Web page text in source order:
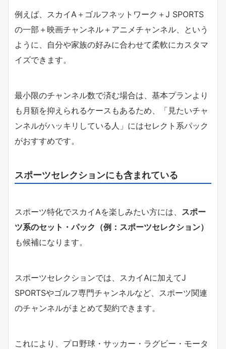
例えば、スカイA＋ゴルフネットワーク＋J SPORTS
の一部＋映画チャンネル＋アニメチャンネル、という
ように、自分や家族の好みに合わせて柔軟にカスタマ
イズできます。
最小限のチャンネル数で済む場合は、基本プランより
も月額を抑えられるケースもあるため、「見たいチャ
ンネルがハッキリしている人」にはセレクト系パック
がおすすめです。
スポーツセレクションにも含まれている
スポーツ特化でスカイAを楽しみたい方には、 スポー
ツ系のセット・パック（例：スポーツセレクション）
も候補になります。
スポーツセレクションでは、スカイAに加えてJ
SPORTSやゴルフ専門チャンネルなど、スポーツ関連
のチャンネルがまとめて契約できます。
これにより、プロ野球・サッカー・ラグビー・モータ